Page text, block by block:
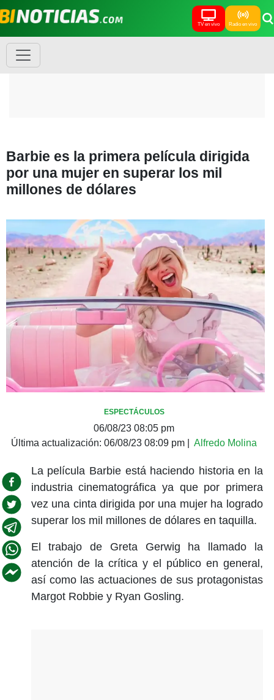
TV en vivo Radio en vivo
Barbie es la primera película dirigida
por una mujer en superar los mil
millones de dólares
ESPECTÁCULOS
06/08/23 08:05 pm
Última actualización: 06/08/23 08:09 pm Alfredo Molina
La película Barbie está haciendo historia en la
industria cinematográfica ya que por primera
vez una cinta dirigida por una mujer ha logrado
superar los mil millones de dólares en taquilla.
El trabajo de Greta Gerwig ha llamado la
atención de la crítica y el público en general,
así como las actuaciones de sus protagonistas
Margot Robbie y Ryan Gosling.